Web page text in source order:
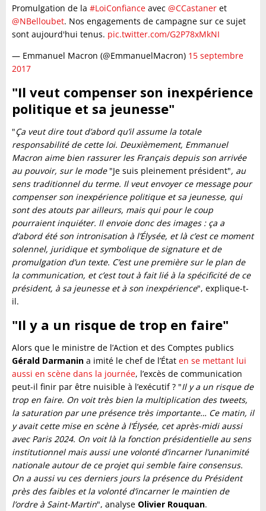
Promulgation de la #LoiConfiance avec @CCastaner et
@NBelloubet. Nos engagements de campagne sur ce sujet
sont aujourd'hui tenus. pic.twitter.com/G2P78xMkNI
— Emmanuel Macron (@EmmanuelMacron) 15 septembre
2017
"Il veut compenser son inexpérience
politique et sa jeunesse"
"Ça veut dire tout d’abord qu’il assume la totale
responsabilité de cette loi. Deuxièmement, Emmanuel
Macron aime bien rassurer les Français depuis son arrivée
au pouvoir, sur le mode"Je suis pleinement président", au
sens traditionnel du terme. Il veut envoyer ce message pour
compenser son inexpérience politique et sa jeunesse, qui
sont des atouts par ailleurs, mais qui pour le coup
pourraient inquiéter. Il envoie donc des images : ça a
d’abord été son intronisation à l’Élysée, et là c’est ce moment
solennel, juridique et symbolique de signature et de
promulgation d’un texte. C’est une première sur le plan de
la communication, et c’est tout à fait lié à la spécificité de ce
président, à sa jeunesse et à son inexpérience", explique-t-
il.
"Il y a un risque de trop en faire"
Alors que le ministre de l’Action et des Comptes publics
Gérald Darmanin a imité le chef de l’État en se mettant lui
aussi en scène dans la journée, l’excès de communication
peut-il finir par être nuisible à l’exécutif ? "Il y a un risque de
trop en faire. On voit très bien la multiplication des tweets,
la saturation par une présence très importante… Ce matin, il
y avait cette mise en scène à l’Élysée, cet après-midi aussi
avec Paris 2024. On voit là la fonction présidentielle au sens
institutionnel mais aussi une volonté d’incarner l’unanimité
nationale autour de ce projet qui semble faire consensus.
On a aussi vu ces derniers jours la présence du Président
près des faibles et la volonté d’incarner le maintien de
l’ordre à Saint-Martin", analyse Olivier Rouquan.